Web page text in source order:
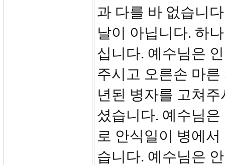
과 다를 바 없습니
날이 아닙니다. 하
십니다. 예수님은
주시고 오른손 마
년된 병자를 고쳐
셨습니다. 예수님
로 안식일이 병에
습니다. 예수님은